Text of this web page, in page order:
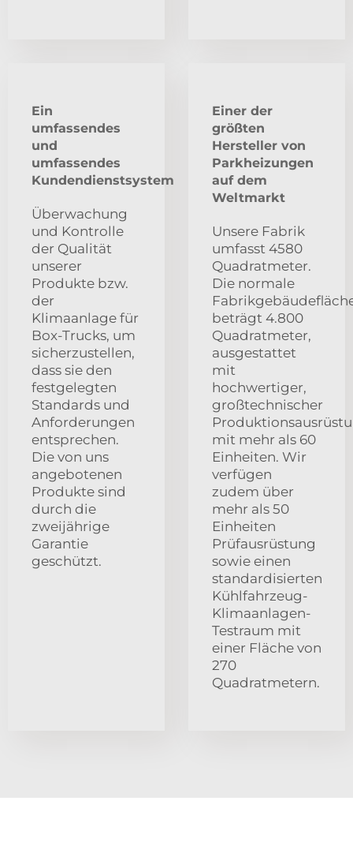
Ein
umfassendes
und
umfassendes
Kundendienstsystem
Überwachung
und Kontrolle
der Qualität
unserer
Produkte bzw.
der
Klimaanlage für
Box-Trucks, um
sicherzustellen,
dass sie den
festgelegten
Standards und
Anforderungen
entsprechen.
Die von uns
angebotenen
Produkte sind
durch die
zweijährige
Garantie
geschützt.
Einer der
größten
Hersteller von
Parkheizungen
auf dem
Weltmarkt
Unsere Fabrik
umfasst 4580
Quadratmeter.
Die normale
beträgt 4.800
Quadratmeter,
ausgestattet
mit
hochwertiger,
großtechnischer
mit mehr als 60
Einheiten. Wir
verfügen
zudem über
mehr als 50
Einheiten
Prüfausrüstung
sowie einen
standardisierten
Kühlfahrzeug-
Klimaanlagen-
Testraum mit
einer Fläche von
270
Quadratmetern.